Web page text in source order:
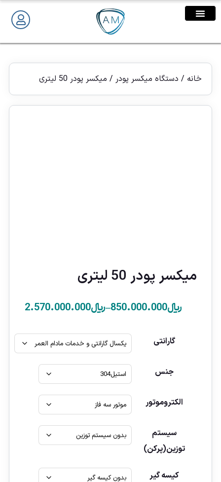
خانه/دستگاه میکسر پودر/ میکسر پودر 50 لیتری
میکسر پودر 50 لیتری
﷼850.000.000
–﷼2.570.000.000
گارانتی
جنس
الکتروموتور
سیستم
توزین(پرکن)
کیسه گیر